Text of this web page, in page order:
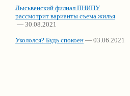
Лысьвенский филиал ПНИПУ
рассмотрит варианты съема жилья
— 30.08.2021
Укололся? Будь спокоен — 03.06.2021